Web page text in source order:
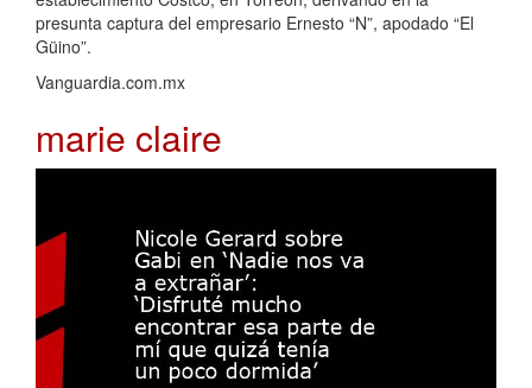
presunta captura del empresario Ernesto “N”, apodado “El
Güino”.
Vanguardia.com.mx
marie claire